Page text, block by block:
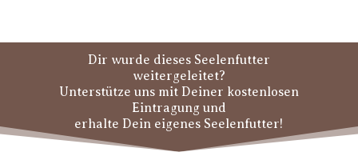
Dir wurde dieses Seelenfutter
weitergeleitet?
Unterstütze uns mit Deiner kostenlosen
Eintragung und
erhalte Dein eigenes Seelenfutter!